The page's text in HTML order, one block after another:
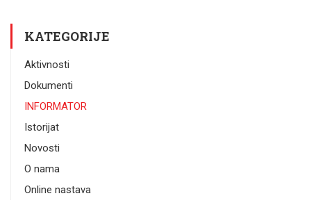
KATEGORIJE
Aktivnosti
Dokumenti
INFORMATOR
Istorijat
Novosti
O nama
Online nastava